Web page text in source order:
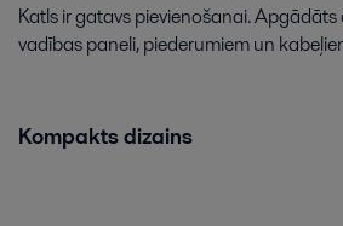
through a sound and secure energy supply.
Katlsirgatavspievienošanai.Apgādāts
vadībaspaneli,piederumiemun
Kompaktsdizains